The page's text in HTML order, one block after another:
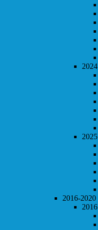
2024
2025
2016-2020
2016